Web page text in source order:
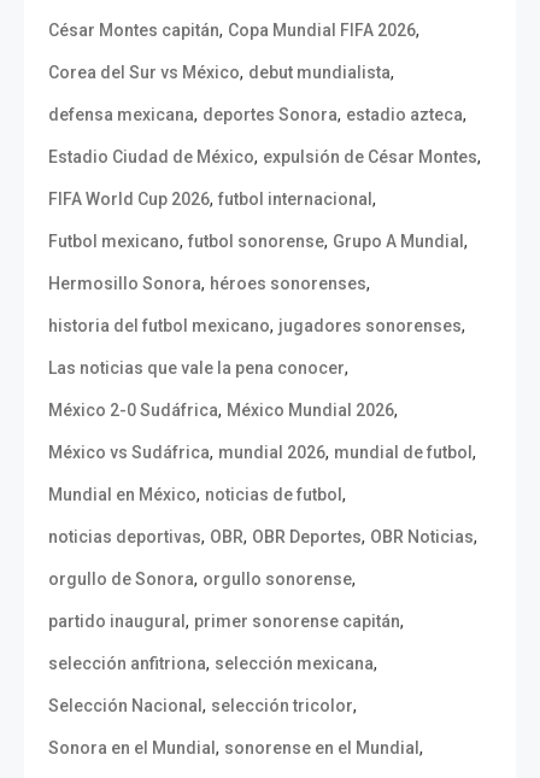
César Montes capitán, Copa Mundial FIFA 2026,
Corea del Sur vs México, debut mundialista,
defensa mexicana, deportes Sonora, estadio azteca,
Estadio Ciudad de México, expulsión de César Montes,
FIFA World Cup 2026, futbol internacional ,
Futbol mexicano, futbol sonorense, Grupo A Mundial ,
Hermosillo Sonora, héroes sonorenses,
historia del futbol mexicano, jugadores sonorenses,
Las noticias que vale la pena conocer,
México 2-0 Sudáfrica, México Mundial 2026,
México vs Sudáfrica, mundial 2026, mundial de futbol ,
Mundial en México, noticias de futbol ,
noticias deportivas, OBR, OBR Deportes, OBR Noticias,
orgullo de Sonora, orgullo sonorense,
partido inaugural , primer sonorense capitán,
selección anfitriona, selección mexicana,
Selección Nacional , selección tricolor,
Sonora en el Mundial , sonorense en el Mundial ,